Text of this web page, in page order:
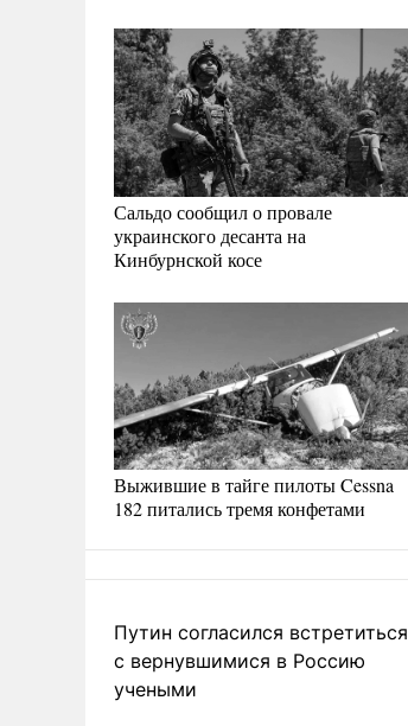
Сальдо сообщил о провале
украинского десанта на
Кинбурнской косе
Выжившие в тайге пилоты Cessna
182 питались тремя конфетами
Путин согласился встретиться
с вернувшимися в Россию
учеными